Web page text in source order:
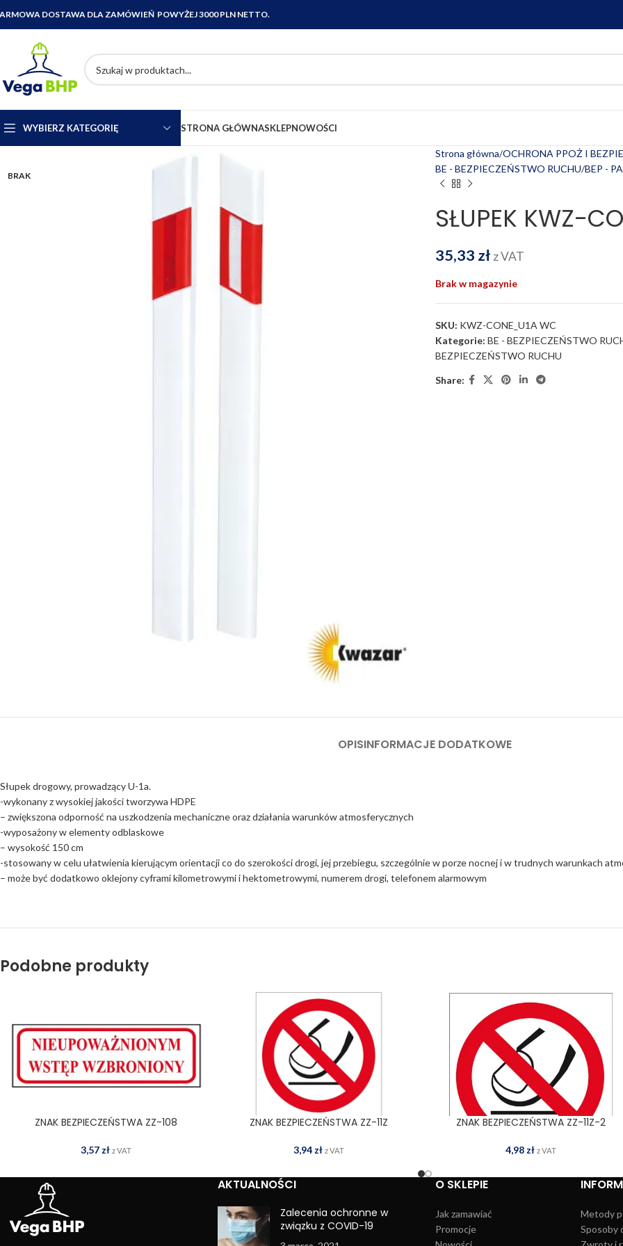
DOSTAWA DLA ZAMÓWIEŃ POWYŻEJ 3000 PLN NETTO.
WYBIERZ KATEGORIĘ STRONA GŁÓWNASKLEPNOWOŚCI
BRAK
Strona główna OCHRONA PPOŻ I
BE - BEZPIECZEŃSTWO RUCHU BEP -
SŁUPEK KWZ-
35,33 zł z VAT
Brak w magazynie
SKU: KWZ-CONE_U1A WC
Kategorie: BE - BEZPIECZEŃSTWO
BEZPIECZEŃSTWO RUCHU
Share:
OPISINFORMACJE DODATKOWE
Słupek drogowy, prowadzący U-1a.
-wykonany z wysokiej jakości tworzywa HDPE
– zwiększona odporność na uszkodzenia mechaniczne oraz działania warunków atmosferycznych
-wyposażony w elementy odblaskowe
– wysokość 150 cm
-stosowany w celu ułatwienia kierującym orientacji co do szerokości drogi, jej przebiegu, szczególnie w porze nocnej i w trudnych warunkach
– może być dodatkowo oklejony cyframi kilometrowymi i hektometrowymi, numerem drogi, telefonem alarmowym
Podobne produkty
DODAJ DO KOSZYKA
ZNAK BEZPIECZEŃSTWA ZZ-108
3,57 zł z VAT
DODAJ DO KOSZYKA
ZNAK BEZPIECZEŃSTWA ZZ-11Z
3,94 zł z VAT
DODAJ DO KOSZYKA
ZNAK BEZPIECZEŃSTWA ZZ-11Z-2
4,98 zł z VAT
AKTUALNOŚCI
Zalecenia ochronne w
związku z COVID-19
O SKLEPIE
Jak zamawiać
Promocje
Metody
Sposoby